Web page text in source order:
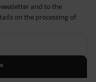
and to the
on the processing of